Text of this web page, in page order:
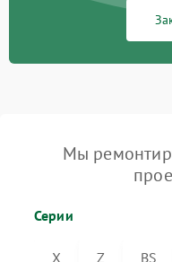
Мы
Серии
X Z BS